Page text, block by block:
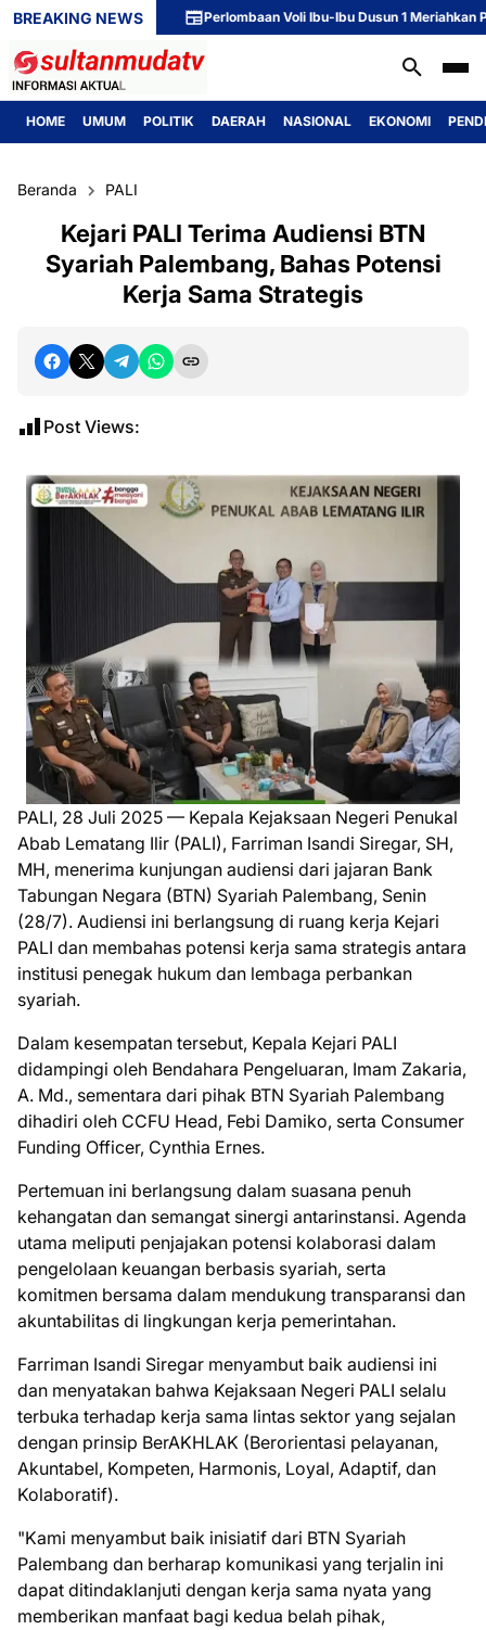
BREAKING NEWS Perlombaan Voli Ibu-Ibu Dusun 1 Meriahkan
HOME UMUM POLITIK DAERAH NASIONAL EKONOMI
Beranda PALI
Kejari PALI Terima Audiensi BTN
Syariah Palembang, Bahas Potensi
Kerja Sama Strategis
Post Views:
PALI, 28 Juli 2025 — Kepala Kejaksaan Negeri Penukal
Abab Lematang Ilir (PALI), Farriman Isandi Siregar, SH,
MH, menerima kunjungan audiensi dari jajaran Bank
Tabungan Negara (BTN) Syariah Palembang, Senin
(28/7). Audiensi ini berlangsung di ruang kerja Kejari
PALI dan membahas potensi kerja sama strategis antara
institusi penegak hukum dan lembaga perbankan
syariah.
Dalam kesempatan tersebut, Kepala Kejari PALI
didampingi oleh Bendahara Pengeluaran, Imam Zakaria,
A. Md., sementara dari pihak BTN Syariah Palembang
dihadiri oleh CCFU Head, Febi Damiko, serta Consumer
Funding Officer, Cynthia Ernes.
Pertemuan ini berlangsung dalam suasana penuh
kehangatan dan semangat sinergi antarinstansi. Agenda
utama meliputi penjajakan potensi kolaborasi dalam
pengelolaan keuangan berbasis syariah, serta
komitmen bersama dalam mendukung transparansi dan
akuntabilitas di lingkungan kerja pemerintahan.
Farriman Isandi Siregar menyambut baik audiensi ini
dan menyatakan bahwa Kejaksaan Negeri PALI selalu
terbuka terhadap kerja sama lintas sektor yang sejalan
dengan prinsip BerAKHLAK (Berorientasi pelayanan,
Akuntabel, Kompeten, Harmonis, Loyal, Adaptif, dan
Kolaboratif).
"Kami menyambut baik inisiatif dari BTN Syariah
Palembang dan berharap komunikasi yang terjalin ini
dapat ditindaklanjuti dengan kerja sama nyata yang
memberikan manfaat bagi kedua belah pihak,